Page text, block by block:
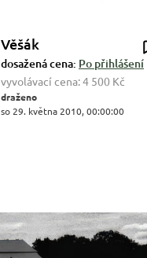
Věšák
dosažená cena: Po přihlášení
vyvolávací cena:4 500 Kč
draženo
so 29. května 2010, 00:00:00